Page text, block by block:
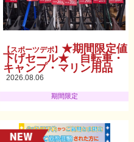
【スポーツデポ】★期間限定値
下げセール★ 自転車・
キャンプ・マリン用品
2026.08.06
期間限定